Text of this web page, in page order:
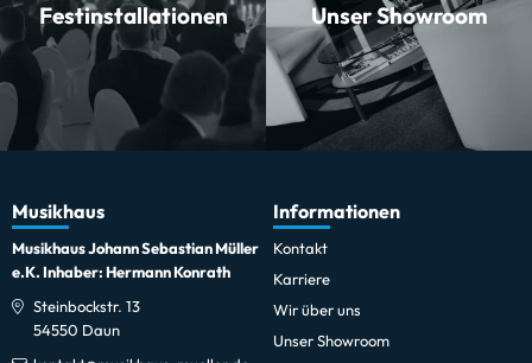
Festinstallationen Unser Showroom
Musikhaus
Musikhaus Johann Sebastian Müller
e.K. Inhaber: Hermann Konrath
Steinbockstr. 13
54550 Daun
Informationen
Kontakt
Karriere
Wir über uns
Unser Showroom